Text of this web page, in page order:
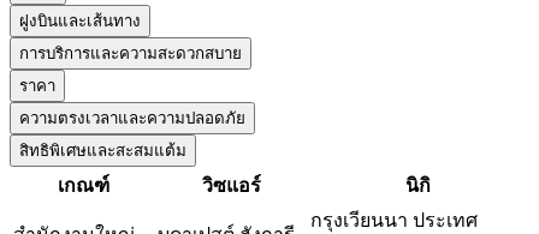
ฝูงบินและเส้นทาง
การบริการและความสะดวกสบาย
ราคา
ความตรงเวลาและความปลอดภัย
สิทธิพิเศษและสะสมแต้ม
เกณฑ์ วิซแอร์ นิกิ
กรุงเวียนนา ประเทศ